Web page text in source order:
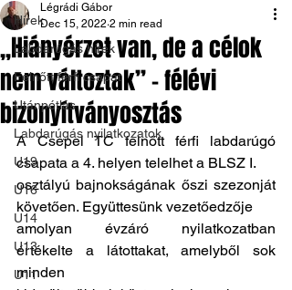
Hírek
Labdarúgás hírek
Felnőtt férfi csapat
Utánpótlás
Labdarúgás nyilatkozatok
U19
U16
U14
U13
U11
„Hiányérzet van, de a célok
nem változtak” – félévi
bizonyítványosztás
Légrádi Gábor
Dec 15, 2022 2 min read
A Csepel TC felnőtt férfi labdarúgó
csapata a 4. helyen telelhet a BLSZ I.
osztályú bajnokságának őszi szezonját
követően. Együttesünk vezetőedzője
amolyan évzáró nyilatkozatban
értékelte a látottakat, amelyből sok
minden